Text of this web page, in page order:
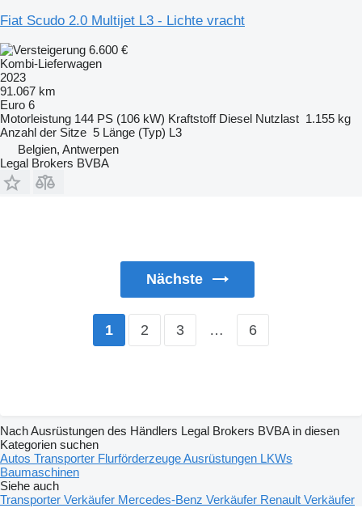
Fiat Scudo 2.0 Multijet L3 - Lichte vracht
6.600 €
Kombi-Lieferwagen
2023
91.067 km
Euro 6
Motorleistung 144 PS (106 kW) Kraftstoff Diesel Nutzlast 1.155 kg
Anzahl der Sitze 5 Länge (Typ) L3
Belgien, Antwerpen
Legal Brokers BVBA
Nächste
1 2 3 … 6
Nach Ausrüstungen des Händlers Legal Brokers BVBA in diesen
Kategorien suchen
Autos Transporter FlurförderzeugeAusrüstungen LKWs
Baumaschinen
Siehe auch
Transporter Verkäufer Mercedes-Benz Verkäufer Renault Verkäufer